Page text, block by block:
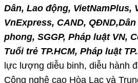
Dân, Lao động, VietNamPlus,
VnExpress, CAND,
phong, SGGP, Pháp luật VN,
Tuổi trẻ TP.HCM, Pháp luật
lực lượng diễu binh, diễu hành
Công nghệ cao Hòa Lạc và